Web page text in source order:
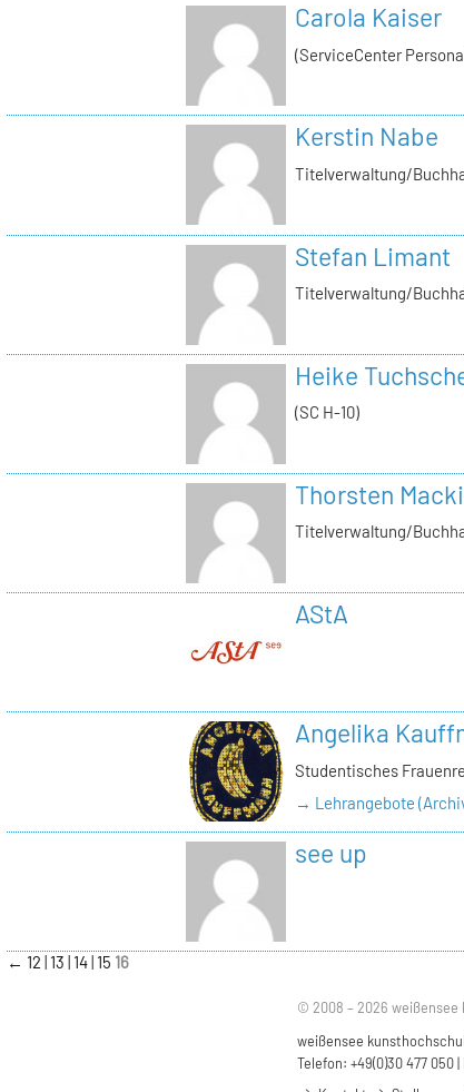
Carola Kaiser
(ServiceCenter
Kerstin Nabe
Titelverwaltung/
Stefan Limant
Titelverwaltung/
Heike
(SC H-10)
Thorsten
Titelverwaltung/
AStA
Angelika
Studentisches
→ Lehrangebote
see up
← 12 13 14 15 16
© 2008 – 2026
weißensee
Telefon: +49(0)30 477 050 |